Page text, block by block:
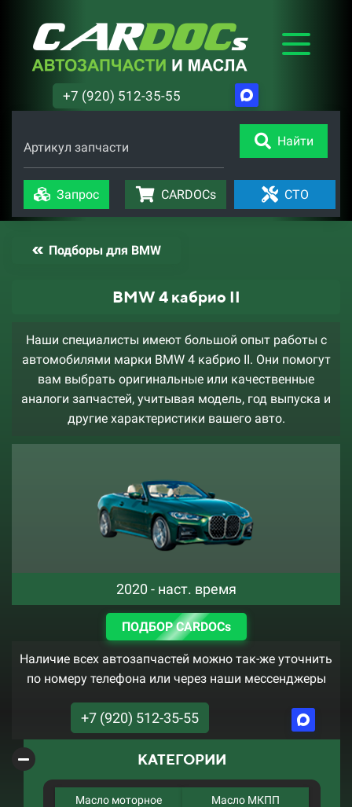
+7 (920) 512-35-55
Артикул запчасти Найти
Запрос CARDOCs СТО
Подборы для BMW
BMW 4 кабрио II
Наши специалисты имеют большой опыт работы с
автомобилями марки BMW 4 кабрио II. Они помогут
вам выбрать оригинальные или качественные
аналоги запчастей, учитывая модель, год выпуска и
другие характеристики вашего авто.
2020 - наст. время
ПОДБОР CARDOCs
Наличие всех автозапчастей можно так-же уточнить
по номеру телефона или через наши мессенджеры
+7 (920) 512-35-55
КАТЕГОРИИ
Масло моторное Масло МКПП